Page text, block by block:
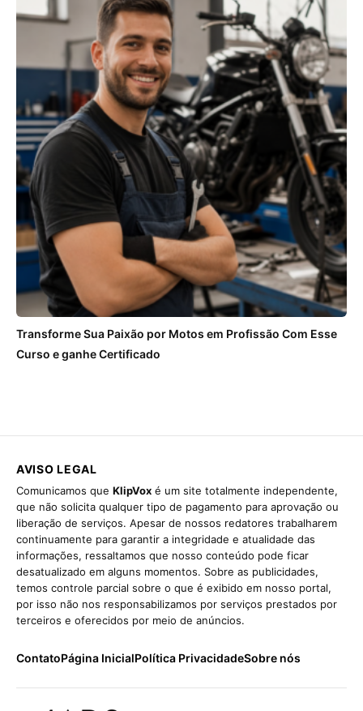
Transforme Sua Paixão por Motos em Profissão Com Esse
Curso e ganhe Certificado
AVISO LEGAL
Comunicamos que KlipVox é um site totalmente independente,
que não solicita qualquer tipo de pagamento para aprovação ou
liberação de serviços. Apesar de nossos redatores trabalharem
continuamente para garantir a integridade e atualidade das
informações, ressaltamos que nosso conteúdo pode ficar
desatualizado em alguns momentos. Sobre as publicidades,
temos controle parcial sobre o que é exibido em nosso portal,
por isso não nos responsabilizamos por serviços prestados por
terceiros e oferecidos por meio de anúncios.
ContatoPágina InicialPolítica PrivacidadeSobre nós